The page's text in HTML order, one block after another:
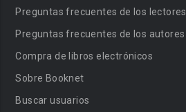
Preguntas frecuentes de los lectores
Preguntas frecuentes de los autores
Compra de libros electrónicos
Sobre Booknet
Buscar usuarios